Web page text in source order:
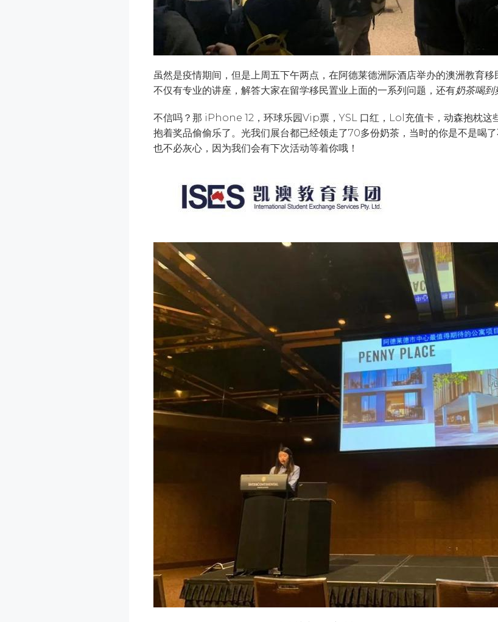
虽然是疫情期间，但是上周五下午两点，在阿德莱德洲际酒店举办的澳洲教育移
不仅有专业的讲座，解答大家在留学移民置业上面的一系列问题，还有奶茶喝到
不信吗？那 iPhone 12，环球乐园Vip票，YSL 口红，Lol充值卡，动森抱枕这
抱着奖品偷偷乐了。光我们展台都已经领走了70多份奶茶，当时的你是不是喝
也不必灰心，因为我们会有下次活动等着你哦！